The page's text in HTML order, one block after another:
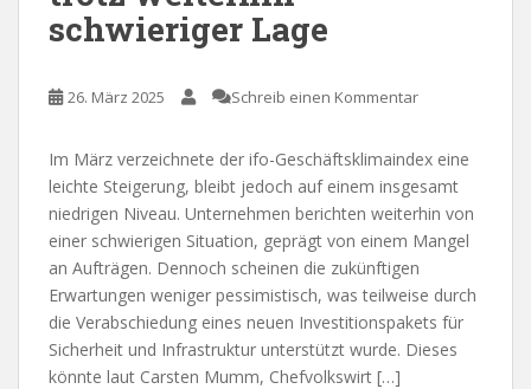
schwieriger Lage
26. März 2025 Schreib einen Kommentar
Im März verzeichnete der ifo-Geschäftsklimaindex eine
leichte Steigerung, bleibt jedoch auf einem insgesamt
niedrigen Niveau. Unternehmen berichten weiterhin von
einer schwierigen Situation, geprägt von einem Mangel
an Aufträgen. Dennoch scheinen die zukünftigen
Erwartungen weniger pessimistisch, was teilweise durch
die Verabschiedung eines neuen Investitionspakets für
Sicherheit und Infrastruktur unterstützt wurde. Dieses
könnte laut Carsten Mumm, Chefvolkswirt […]